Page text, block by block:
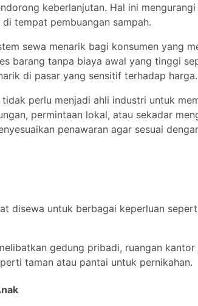
keberlanjutan. Hal ini
tempat pembuangan sampah.
sewa menarik bagi konsumen yang
barang tanpa biaya awal yang tinggi
di pasar yang sensitif terhadap harga.
perlu menjadi ahli industri untuk
permintaan lokal, atau sekadar
penawaran agar sesuai
disewa untuk berbagai keperluan
gedung pribadi, ruangan
taman atau pantai untuk pernikahan.